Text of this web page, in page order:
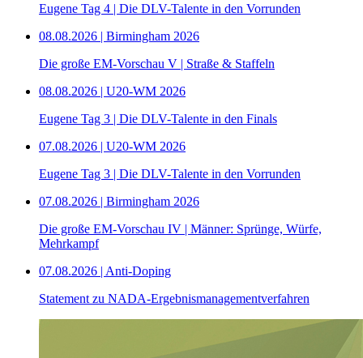
Eugene Tag 4 | Die DLV-Talente in den Vorrunden
08.08.2026 | Birmingham 2026
Die große EM-Vorschau V | Straße & Staffeln
08.08.2026 | U20-WM 2026
Eugene Tag 3 | Die DLV-Talente in den Finals
07.08.2026 | U20-WM 2026
Eugene Tag 3 | Die DLV-Talente in den Vorrunden
07.08.2026 | Birmingham 2026
Die große EM-Vorschau IV | Männer: Sprünge, Würfe,
Mehrkampf
07.08.2026 | Anti-Doping
Statement zu NADA-Ergebnismanagementverfahren